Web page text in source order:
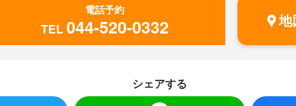
電話予約
TEL 044-520-0332 地
シェアする